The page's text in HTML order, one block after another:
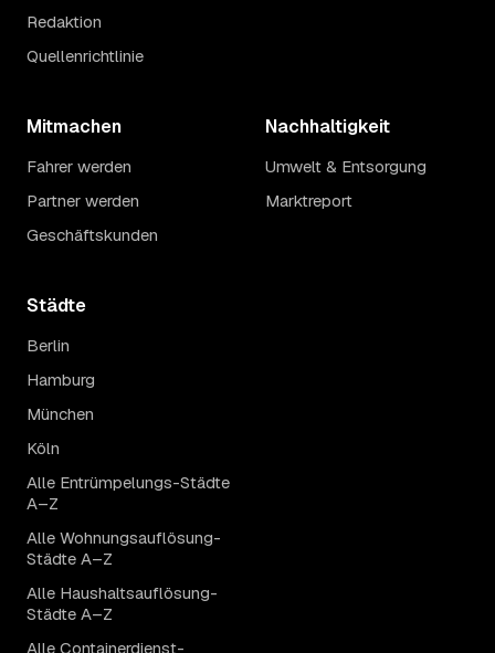
Redaktion
Quellenrichtlinie
Mitmachen
Fahrer werden
Partner werden
Geschäftskunden
Nachhaltigkeit
Umwelt & Entsorgung
Marktreport
Städte
Berlin
Hamburg
München
Köln
Alle Entrümpelungs-Städte
A–Z
Alle Wohnungsauflösung-
Städte A–Z
Alle Haushaltsauflösung-
Städte A–Z
Alle Containerdienst-